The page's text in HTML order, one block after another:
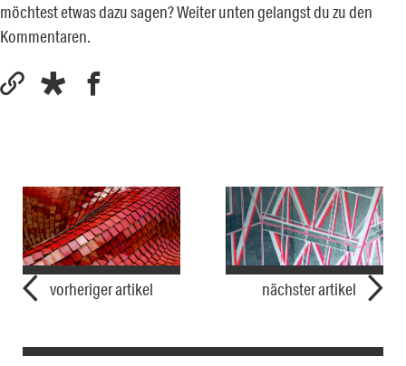
möchtest etwas dazu sagen? Weiter unten gelangst du zu den
Kommentaren.
vorheriger artikel nächster artikel